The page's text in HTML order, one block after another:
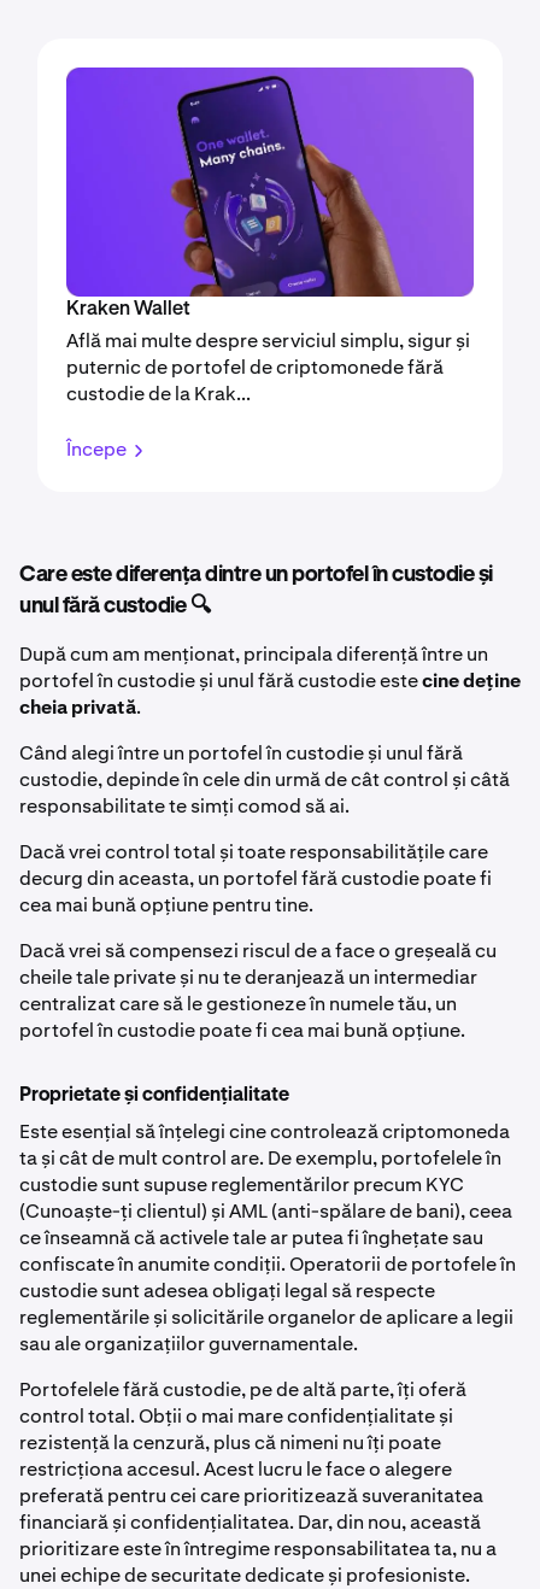
Kraken Wallet
Află mai multe despre serviciul simplu, sigur și
puternic de portofel de criptomonede fără
custodie de la Krak...
Începe
Care este diferența dintre un portofel în custodie și
unul fără custodie 🔍
După cum am menționat, principala diferență între un
portofel în custodie și unul fără custodie estecine deține
cheia privată.
Când alegi între un portofel în custodie și unul fără
custodie, depinde în cele din urmă de cât control și câtă
responsabilitate te simți comod să ai.
Dacă vrei control total și toate responsabilitățile care
decurg din aceasta, un portofel fără custodie poate fi
cea mai bună opțiune pentru tine.
Dacă vrei să compensezi riscul de a face o greșeală cu
cheile tale private și nu te deranjează un intermediar
centralizat care să le gestioneze în numele tău, un
portofel în custodie poate fi cea mai bună opțiune.
Proprietate și confidențialitate
Este esențial să înțelegi cine controlează criptomoneda
ta și cât de mult control are. De exemplu, portofelele în
custodie sunt supuse reglementărilor precum KYC
(Cunoaște-ți clientul) și AML (anti-spălare de bani), ceea
ce înseamnă că activele tale ar putea fi înghețate sau
confiscate în anumite condiții. Operatorii de portofele în
custodie sunt adesea obligați legal să respecte
reglementările și solicitările organelor de aplicare a legii
sau ale organizațiilor guvernamentale.
Portofelele fără custodie, pe de altă parte, îți oferă
control total. Obții o mai mare confidențialitate și
rezistență la cenzură, plus că nimeni nu îți poate
restricționa accesul. Acest lucru le face o alegere
preferată pentru cei care prioritizează suveranitatea
financiară și confidențialitatea. Dar, din nou, această
prioritizare este în întregime responsabilitatea ta, nu a
unei echipe de securitate dedicate și profesioniste.